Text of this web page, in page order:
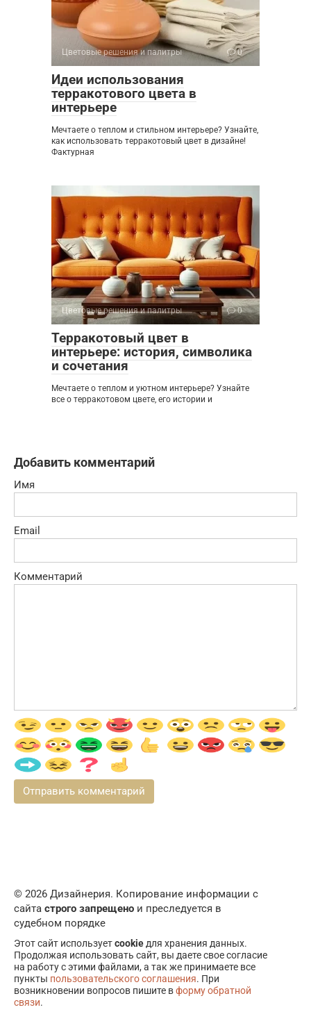
Цветовые решения и палитры 0
Идеи использования
терракотового цвета в
интерьере
Мечтаете о теплом и стильном интерьере? Узнайте,
как использовать терракотовый цвет в дизайне!
Фактурная
Цветовые решения и палитры 0
Терракотовый цвет в
интерьере: история, символика
и сочетания
Мечтаете о теплом и уютном интерьере? Узнайте
все о терракотовом цвете, его истории и
Добавить комментарий
Имя
Email
Комментарий
© 2026 Дизайнерия. Копирование информации с
сайта строго запрещено и преследуется в
судебном порядке
Этот сайт используетcookieдля хранения данных.
Продолжая использовать сайт, вы даете свое согласие
на работу с этими файлами, а так же принимаете все
пункты пользовательского соглашения. При
возникновении вопросов пишите вформу обратной
связи.